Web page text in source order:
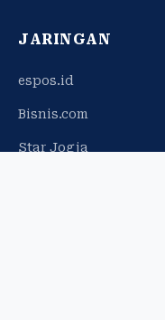
JARINGAN
espos.id
Bisnis.com
Star Jogja